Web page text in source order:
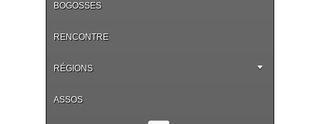
BOGOSSES
RENCONTRE
RÉGIONS
ASSOS